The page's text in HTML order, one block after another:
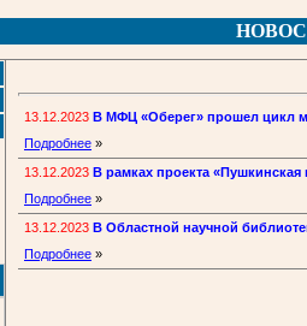
13.12.2023 В МФЦ «Оберег» прошел цикл
Подробнее »
13.12.2023 В рамках проекта «Пушкинская
Подробнее »
13.12.2023 В Областной научной
Подробнее »